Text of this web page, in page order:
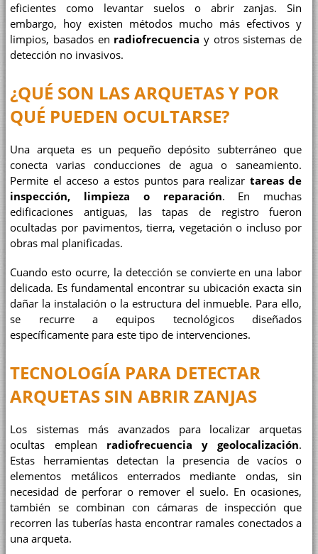
eficientes como levantar suelos o abrir zanjas. Sin
embargo, hoy existen métodos mucho más efectivos y
limpios, basados en radiofrecuencia y otros sistemas de
detección no invasivos.
¿QUÉ SON LAS ARQUETAS Y POR
QUÉ PUEDEN OCULTARSE?
Una arqueta es un pequeño depósito subterráneo que
conecta varias conducciones de agua o saneamiento.
Permite el acceso a estos puntos para realizar tareas de
inspección, limpieza o reparación. En muchas
edificaciones antiguas, las tapas de registro fueron
ocultadas por pavimentos, tierra, vegetación o incluso por
obras mal planificadas.
Cuando esto ocurre, la detección se convierte en una labor
delicada. Es fundamental encontrar su ubicación exacta sin
dañar la instalación o la estructura del inmueble. Para ello,
se recurre a equipos tecnológicos diseñados
específicamente para este tipo de intervenciones.
TECNOLOGÍA PARA DETECTAR
ARQUETAS SIN ABRIR ZANJAS
Los sistemas más avanzados para localizar arquetas
ocultas emplean radiofrecuencia y geolocalización.
Estas herramientas detectan la presencia de vacíos o
elementos metálicos enterrados mediante ondas, sin
necesidad de perforar o remover el suelo. En ocasiones,
también se combinan con cámaras de inspección que
recorren las tuberías hasta encontrar ramales conectados a
una arqueta.